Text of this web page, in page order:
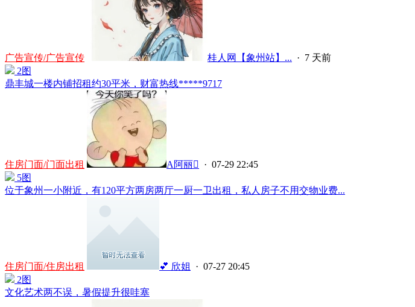
广告宣传/广告宣传 桂人网【象州站】... · 7 天前
2图
鼎丰城一楼内铺招租约30平米，财富热线*****9717
住房门面/门面出租 A阿丽
· 07-29 22:45
5图
位于象州一小附近，有120平方两房两厅一厨一卫出租，私人房子不用交物业费...
住房门面/住房出租 💕 欣姐
· 07-27 20:45
2图
文化艺术两不误，暑假提升很哇塞